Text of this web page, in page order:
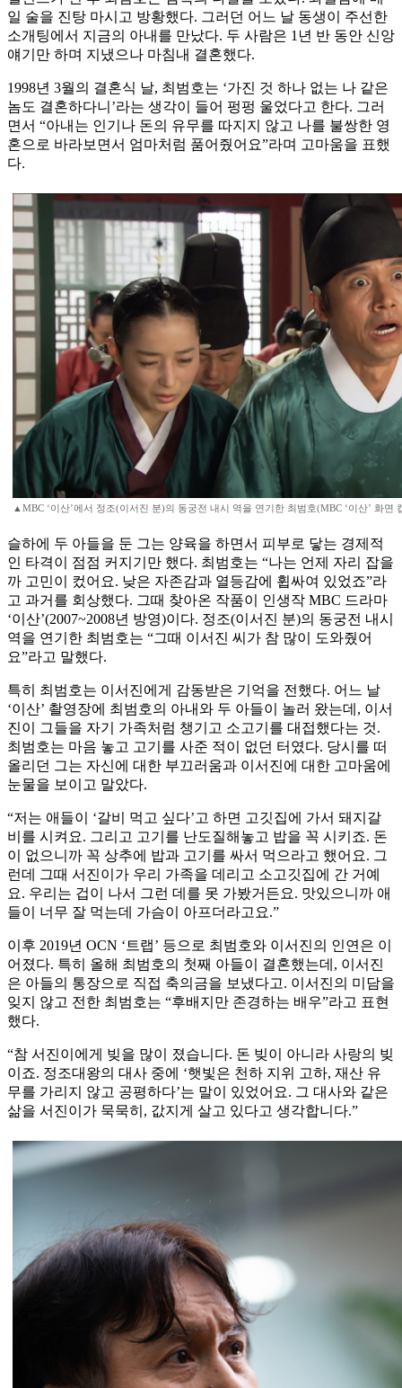
일 술을 진탕 마시고 방황했다. 그러던 어느 날 동생이 주선한
소개팅에서 지금의 아내를 만났다. 두 사람은 1년 반 동안 신앙
얘기만 하며 지냈으나 마침내 결혼했다.
1998년 3월의 결혼식 날, 최범호는 ‘가진 것 하나 없는 나 같은
놈도 결혼하다니’라는 생각이 들어 펑펑 울었다고 한다. 그러
면서 “아내는 인기나 돈의 유무를 따지지 않고 나를 불쌍한 영
혼으로 바라보면서 엄마처럼 품어줬어요”라며 고마움을 표했
다.
▲MBC ‘이산’에서 정조(이서진 분)의 동궁전 내시 역을 연기한 최범호(MBC ‘이산’ 화면
슬하에 두 아들을 둔 그는 양육을 하면서 피부로 닿는 경제적
인 타격이 점점 커지기만 했다. 최범호는 “나는 언제 자리 잡을
까 고민이 컸어요. 낮은 자존감과 열등감에 휩싸여 있었죠”라
고 과거를 회상했다. 그때 찾아온 작품이 인생작 MBC 드라마
‘이산’(2007~2008년 방영)이다. 정조(이서진 분)의 동궁전 내시
역을 연기한 최범호는 “그때 이서진 씨가 참 많이 도와줬어
요”라고 말했다.
특히 최범호는 이서진에게 감동받은 기억을 전했다. 어느 날
‘이산’ 촬영장에 최범호의 아내와 두 아들이 놀러 왔는데, 이서
진이 그들을 자기 가족처럼 챙기고 소고기를 대접했다는 것.
최범호는 마음 놓고 고기를 사준 적이 없던 터였다. 당시를 떠
올리던 그는 자신에 대한 부끄러움과 이서진에 대한 고마움에
눈물을 보이고 말았다.
“저는 애들이 ‘갈비 먹고 싶다’고 하면 고깃집에 가서 돼지갈
비를 시켜요. 그리고 고기를 난도질해놓고 밥을 꼭 시키죠. 돈
이 없으니까 꼭 상추에 밥과 고기를 싸서 먹으라고 했어요. 그
런데 그때 서진이가 우리 가족을 데리고 소고깃집에 간 거예
요. 우리는 겁이 나서 그런 데를 못 가봤거든요. 맛있으니까 애
들이 너무 잘 먹는데 가슴이 아프더라고요.”
이후 2019년 OCN ‘트랩’ 등으로 최범호와 이서진의 인연은 이
어졌다. 특히 올해 최범호의 첫째 아들이 결혼했는데, 이서진
은 아들의 통장으로 직접 축의금을 보냈다고. 이서진의 미담을
잊지 않고 전한 최범호는 “후배지만 존경하는 배우”라고 표현
했다.
“참 서진이에게 빚을 많이 졌습니다. 돈 빚이 아니라 사랑의 빚
이죠. 정조대왕의 대사 중에 ‘햇빛은 천하 지위 고하, 재산 유
무를 가리지 않고 공평하다’는 말이 있었어요. 그 대사와 같은
삶을 서진이가 묵묵히, 값지게 살고 있다고 생각합니다.”